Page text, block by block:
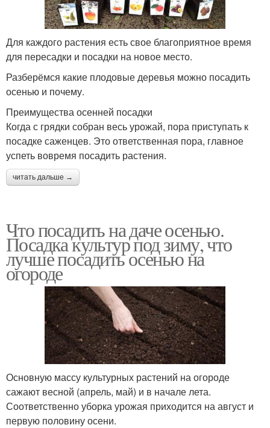
Для каждого растения есть свое благоприятное время
для пересадки и посадки на новое место.
Разберёмся какие плодовые деревья можно посадить
осенью и почему.
Преимущества осенней посадки
Когда с грядки собран весь урожай, пора приступать к
посадке саженцев. Это ответственная пора, главное
успеть вовремя посадить растения.
читать дальше →
Что посадить на даче осенью.
Посадка культур под зиму, что
лучше посадить осенью на
огороде
Основную массу культурных растений на огороде
сажают весной (апрель, май) и в начале лета.
Соответственно уборка урожая приходится на август и
первую половину осени.